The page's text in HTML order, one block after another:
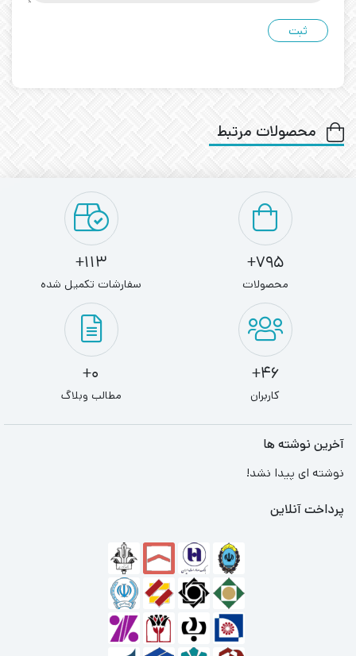
محصولات مرتبط
795+
محصولات
113+
سفارشات تکمیل شده
46+
کاربران
0+
مطالب وبلاگ
آخرین نوشته ها
نوشته ای پیدا نشد!
پرداخت آنلاین